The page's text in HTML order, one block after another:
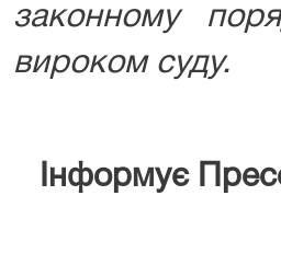
законному
вироком суду.
Інформує